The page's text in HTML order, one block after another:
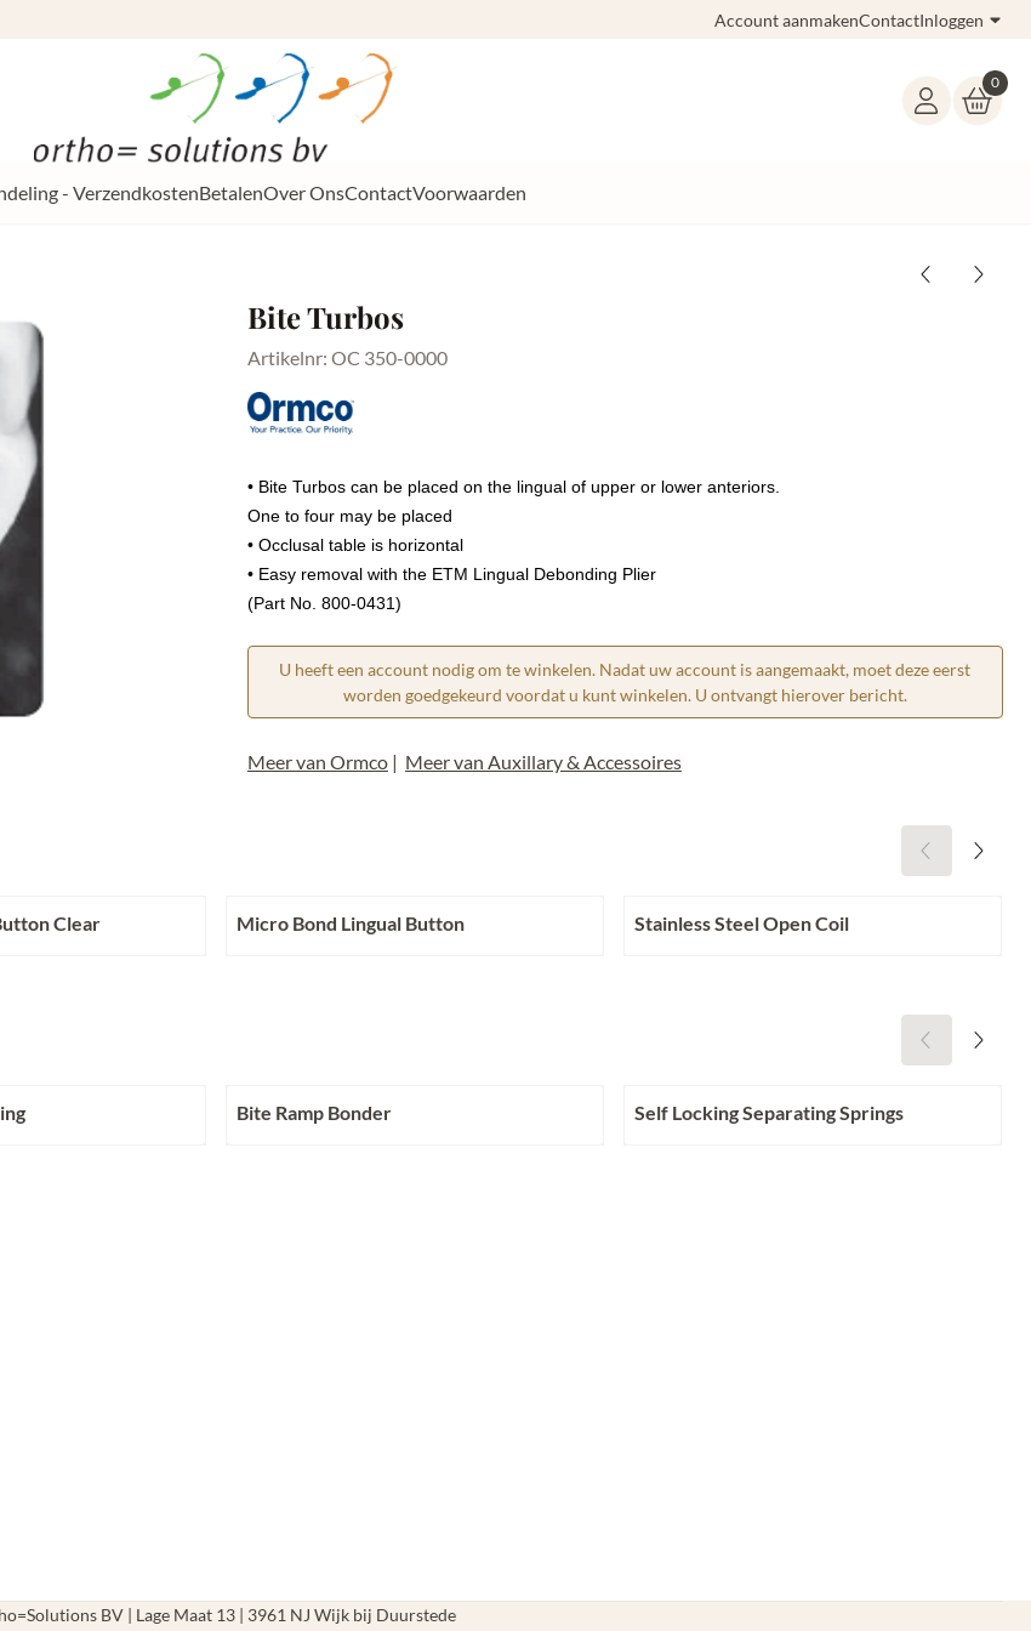
Account aanmakenContactInloggen
0
- VerzendkostenBetalenOver OnsContactVoorwaarden
Bite Turbos
Artikelnr: OC 350-0000
• Bite Turbos can be placed on the lingual of upper or lower anteriors.
One to four may be placed
• Occlusal table is horizontal
• Easy removal with the ETM Lingual Debonding Plier
(Part No. 800-0431)
U heeft een account nodig om te winkelen. Nadat uw account is aangemaakt, moet deze eerst
worden goedgekeurd voordat u kunt winkelen. U ontvangt hierover bericht.
Meer van Ormco| Meer van Auxillary & Accessoires
Clear
Micro Bond Lingual Button
Stainless Steel Open Coil
Bite Ramp Bonder
Self Locking Separating Springs
BV | Lage Maat 13 | 3961 NJ Wijk bij Duurstede